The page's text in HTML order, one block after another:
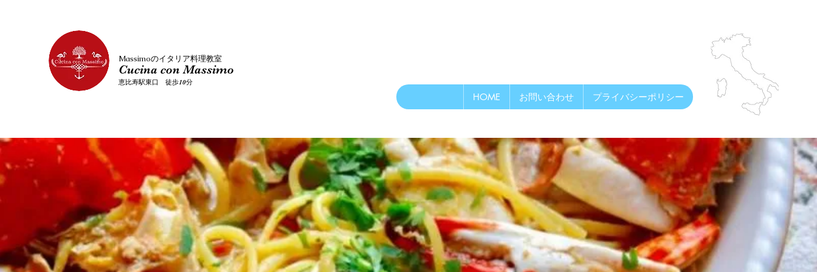
​Massimoのイタリア料理教室
Cucina con Massimo
恵比寿駅東口 徒歩10分
HOME お問い合わせ プライバシーポリシー